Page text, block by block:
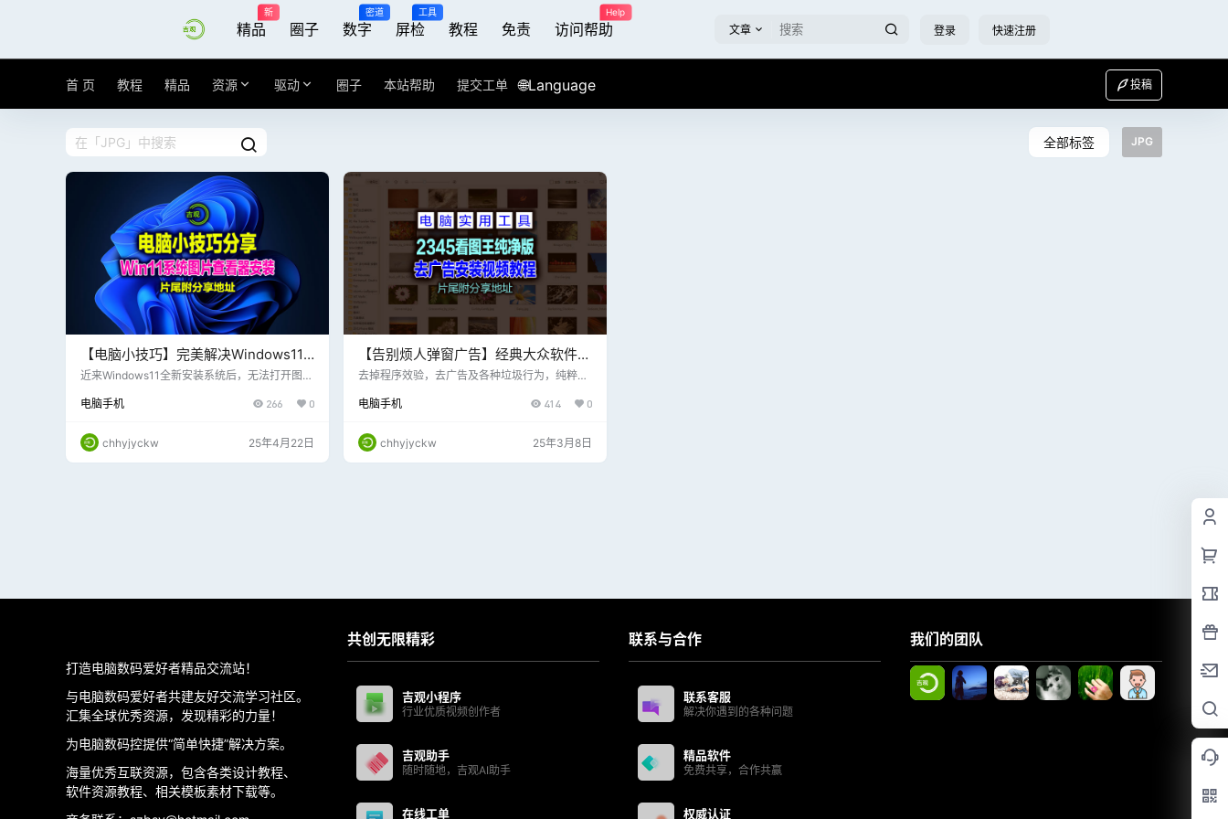
精品
新
圈子 数字
密道
屏检
工具
教程 免责 访问帮助
Help
文章 登录 快速注册
首 页 教程 精品 资源 驱动 圈子 本站帮助 提交工单 🌐Language 投稿
全部标签 JPG
【电脑小技巧】完美解决Windows11
全新安装系统后，无法使用图片查看器
近来Windows11全新安装系统后，无法打开图片
圾软件特别麻烦； 本期分享一个纯净注册表文
片查看！安装方法请观看下列视频教程！
电脑手机 266 0
chhyjyckw 25年4月22日
【告别烦人弹窗广告】经典大众软件工
具看图王 v11.2.0.10077 中文特别纯净
去掉程序效验，去广告及各种垃圾行为，纯粹看
告文字； 去掉看图王PDF阅读器广告，即侧边栏
推送、问题反馈； 去掉所有程序的无用菜单项：
问题反馈、检测版本；禁止程序偷偷篡改浏览器
主页2345导航的刷量行为； 禁止程序自动创建
电脑手机 414 0
chhyjyckw 25年3月8日
打造电脑数码爱好者精品交流站！
与电脑数码爱好者共建友好交流学习社区。
汇集全球优秀资源，发现精彩的力量！
为电脑数码控提供“简单快捷”解决方案。
海量优秀互联资源，包含各类设计教程、
软件资源教程、相关模板素材下载等。
共创无限精彩
吉观小程序
行业优质视频创作者
吉观助手
随时随地，吉观AI助手
在线工单
联系与合作
联系客服
解决你遇到的各种问题
精品软件
免费共享，合作共赢
权威认证
我们的团队